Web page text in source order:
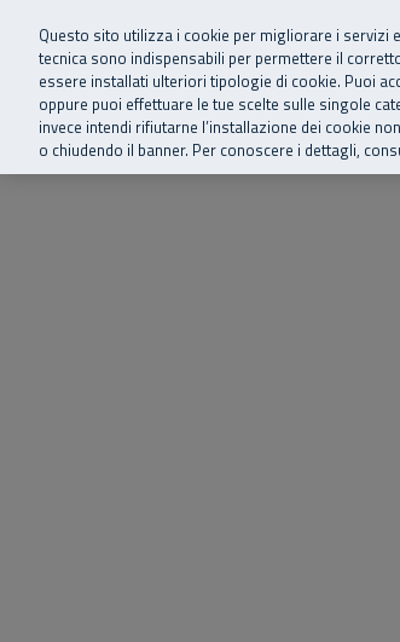
Vai al menu principale
Vai al contenuto principale
Vai al Footer
SuperAbile - il Contact Center Inail per il
Home Chi siamo
Questo sito utilizza i cookie per migliorare i servizi
tecnica sono indispensabili per permettere il
essere installati ulteriori tipologie di cookie. Puoi
oppure puoi effettuare le tue scelte sulle singole
invece intendi rifiutarne l’installazione dei cookie
o chiudendo il banner. Per conoscere i dettagli,